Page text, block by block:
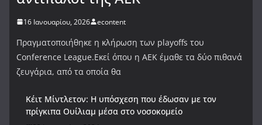
16 Ιανουαρίου, 2026 econtent
Πραγματοποιήθηκε η κλήρωση των playoffs του
Conference League.Εκεί όπου η ΑΕΚ έμαθε τα δύο πιθανά
ζευγάρια, από τα οποία θα
Κέιτ Μίντλετον: Η υπόσχεση που έδωσαν με τον
πρίγκιπα Ουίλιαμ μέσα στο νοσοκομείο